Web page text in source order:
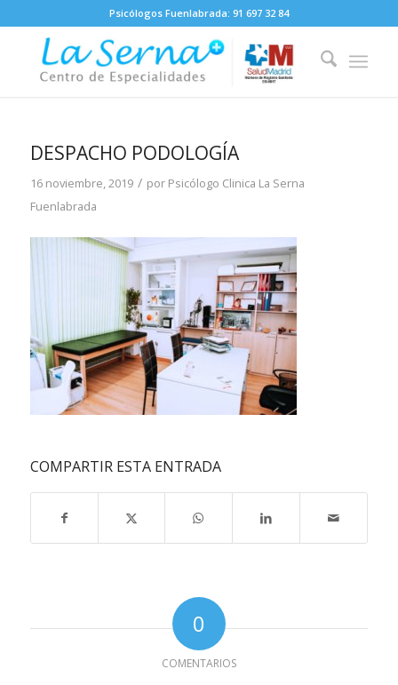
Psicólogos Fuenlabrada: 91 697 32 84
DESPACHO PODOLOGÍA
16 noviembre, 2019 / por Psicólogo Clinica La Serna
Fuenlabrada
COMPARTIR ESTA ENTRADA
0
COMENTARIOS